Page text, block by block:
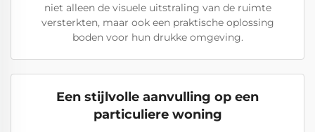
niet alleen de visuele uitstraling van de ruimte
versterkten, maar ook een praktische oplossing
boden voor hun drukke omgeving.
Een stijlvolle aanvulling op een
particuliere woning